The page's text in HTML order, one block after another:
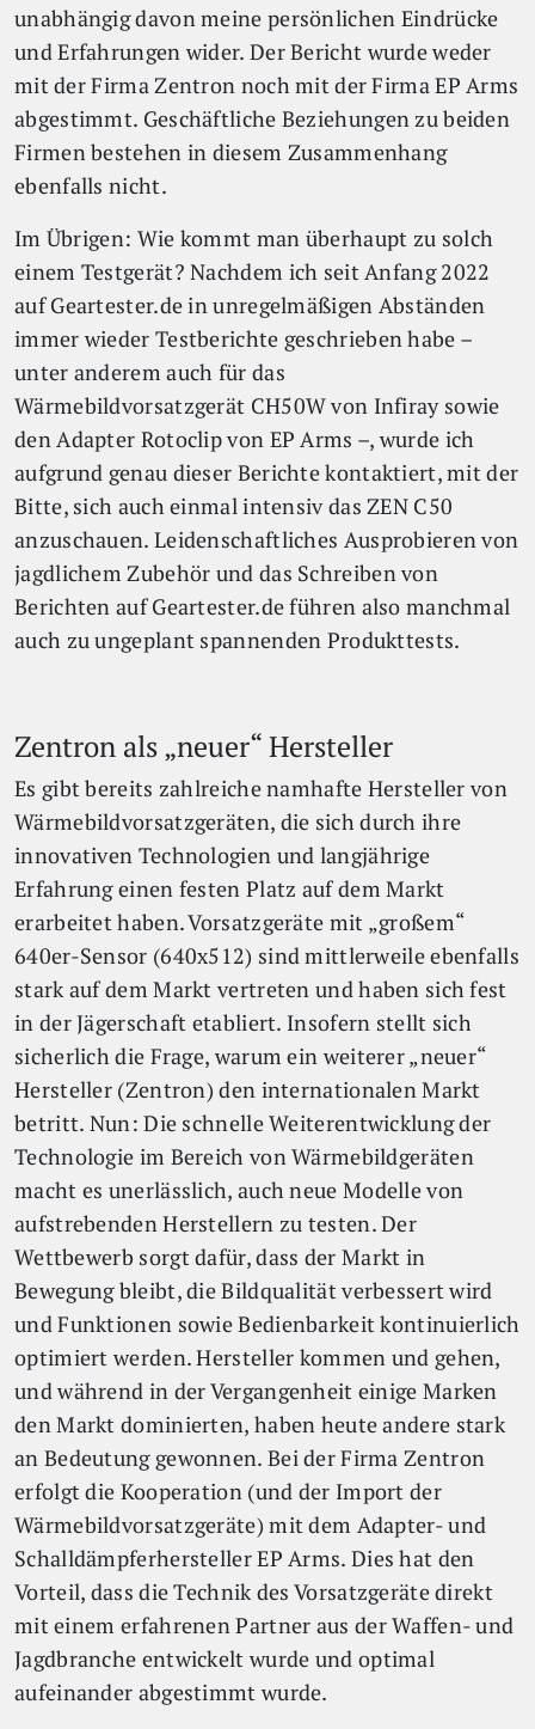
unabhängig davon meine persönlichen Eindrücke
und Erfahrungen wider. Der Bericht wurde weder
mit der Firma Zentron noch mit der Firma EP Arms
abgestimmt. Geschäftliche Beziehungen zu beiden
Firmen bestehen in diesem Zusammenhang
ebenfalls nicht.
Im Übrigen: Wie kommt man überhaupt zu solch
einem Testgerät? Nachdem ich seit Anfang 2022
auf Geartester.de in unregelmäßigen Abständen
immer wieder Testberichte geschrieben habe –
unter anderem auch für das
Wärmebildvorsatzgerät CH50W von Infiray sowie
den Adapter Rotoclip von EP Arms –, wurde ich
aufgrund genau dieser Berichte kontaktiert, mit der
Bitte, sich auch einmal intensiv das ZEN C50
anzuschauen. Leidenschaftliches Ausprobieren von
jagdlichem Zubehör und das Schreiben von
Berichten auf Geartester.de führen also manchmal
auch zu ungeplant spannenden Produkttests.
Zentron als „neuer“ Hersteller
Es gibt bereits zahlreiche namhafte Hersteller von
Wärmebildvorsatzgeräten, die sich durch ihre
innovativen Technologien und langjährige
Erfahrung einen festen Platz auf dem Markt
erarbeitet haben. Vorsatzgeräte mit „großem“
640er-Sensor (640x512) sind mittlerweile ebenfalls
stark auf dem Markt vertreten und haben sich fest
in der Jägerschaft etabliert. Insofern stellt sich
sicherlich die Frage, warum ein weiterer „neuer“
Hersteller (Zentron) den internationalen Markt
betritt. Nun: Die schnelle Weiterentwicklung der
Technologie im Bereich von Wärmebildgeräten
macht es unerlässlich, auch neue Modelle von
aufstrebenden Herstellern zu testen. Der
Wettbewerb sorgt dafür, dass der Markt in
Bewegung bleibt, die Bildqualität verbessert wird
und Funktionen sowie Bedienbarkeit kontinuierlich
optimiert werden. Hersteller kommen und gehen,
und während in der Vergangenheit einige Marken
den Markt dominierten, haben heute andere stark
an Bedeutung gewonnen. Bei der Firma Zentron
erfolgt die Kooperation (und der Import der
Wärmebildvorsatzgeräte) mit dem Adapter- und
Schalldämpferhersteller EP Arms. Dies hat den
Vorteil, dass die Technik des Vorsatzgeräte direkt
mit einem erfahrenen Partner aus der Waffen- und
Jagdbranche entwickelt wurde und optimal
aufeinander abgestimmt wurde.